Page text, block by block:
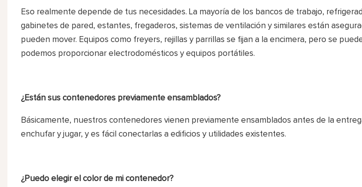
Eso realmente depende de tus necesidades. La mayoría de los bancos de trabajo,
gabinetes de pared, estantes, fregaderos, sistemas de ventilación y similares están
pueden mover. Equipos como freyers, rejillas y parrillas se fijan a la encimera, pero se
podemos proporcionar electrodomésticos y equipos portátiles.
¿Están sus contenedores previamente ensamblados?
Básicamente, nuestros contenedores vienen previamente ensamblados antes de la
enchufar y jugar, y es fácil conectarlas a edificios y utilidades existentes.
¿Puedo elegir el color de mi contenedor?